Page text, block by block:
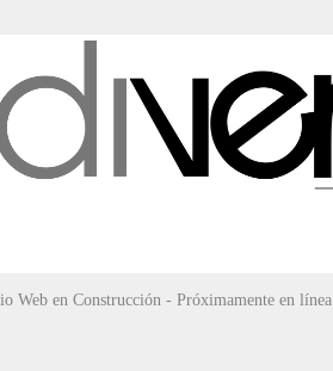
Web en Construcción - Próximamente en línea